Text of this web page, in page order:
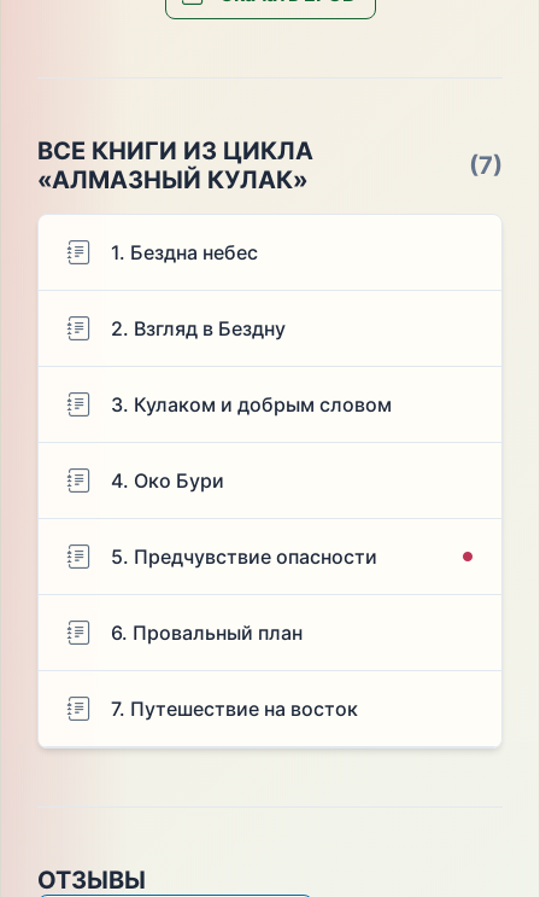
ВСЕ КНИГИ ИЗ ЦИКЛА
«АЛМАЗНЫЙ КУЛАК»
(7)
1. Бездна небес
2. Взгляд в Бездну
3. Кулаком и добрым словом
4. Око Бури
5. Предчувствие опасности
6. Провальный план
7. Путешествие на восток
ОТЗЫВЫ